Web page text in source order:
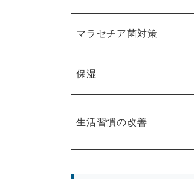
マラセチア菌対策
保湿
生活習慣の改善